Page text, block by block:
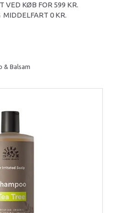
VED KØB FOR 599 KR.
0 KR.
& Balsam